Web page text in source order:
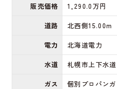
販売価格
1,290.0万円
道路
北西側15.00m
電力
北海道電力
水道
札幌市上下水道
ガス
個別プロパン